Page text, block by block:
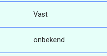
Vast
onbekend